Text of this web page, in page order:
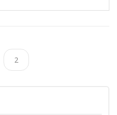
2